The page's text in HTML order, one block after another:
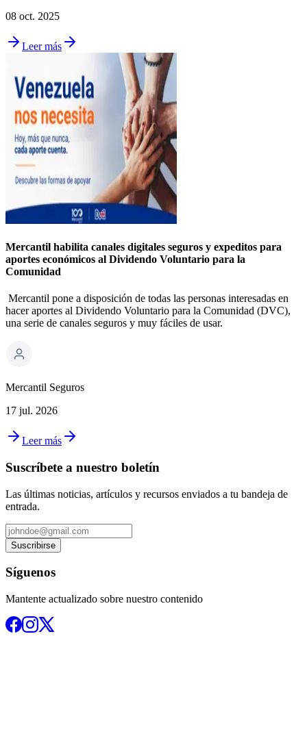
08 oct. 2025
Leer más
Mercantil habilita canales digitales seguros y expeditos para
aportes económicos al Dividendo Voluntario para la
Comunidad
Mercantil pone a disposición de todas las personas interesadas en
hacer aportes al Dividendo Voluntario para la Comunidad (DVC),
una serie de canales seguros y muy fáciles de usar.
Mercantil Seguros
17 jul. 2026
Leer más
Suscríbete a nuestro boletín
Las últimas noticias, artículos y recursos enviados a tu bandeja de
entrada.
Suscribirse
Síguenos
Mantente actualizado sobre nuestro contenido